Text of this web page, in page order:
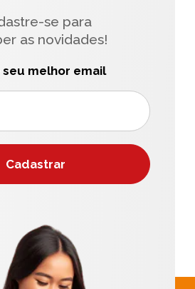
se para
as novidades!
seu melhor email